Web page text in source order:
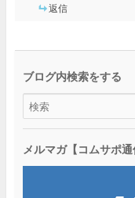
返信
ブログ内検索をする
メルマガ【コムサポ